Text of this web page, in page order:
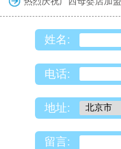
姓名:
电话:
地址:
留言: